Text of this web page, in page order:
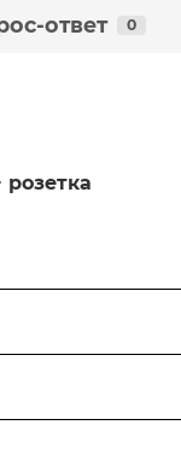
ответ 0